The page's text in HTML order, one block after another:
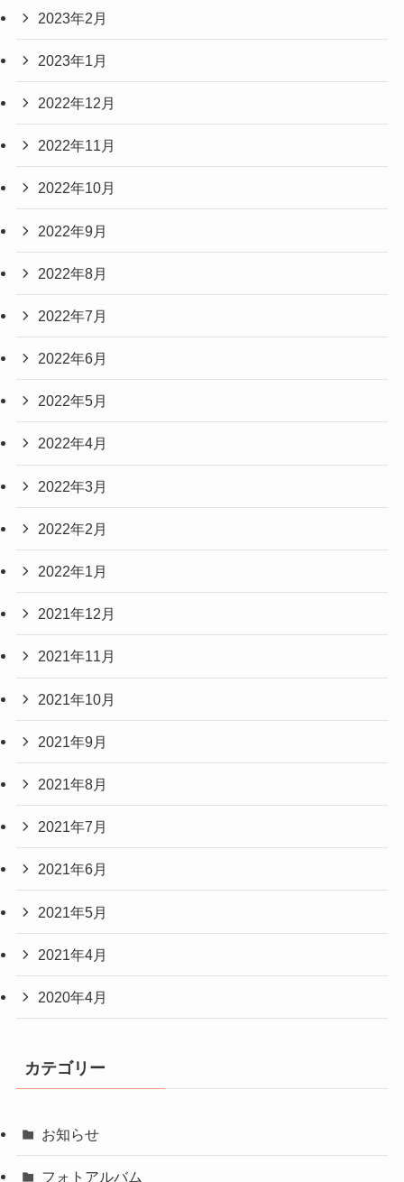
2023年4月
2023年3月
2023年2月
2023年1月
2022年12月
2022年11月
2022年10月
2022年9月
2022年8月
2022年7月
2022年6月
2022年5月
2022年4月
2022年3月
2022年2月
2022年1月
2021年12月
2021年11月
2021年10月
2021年9月
2021年8月
2021年7月
2021年6月
2021年5月
2020年4月
カテゴリー